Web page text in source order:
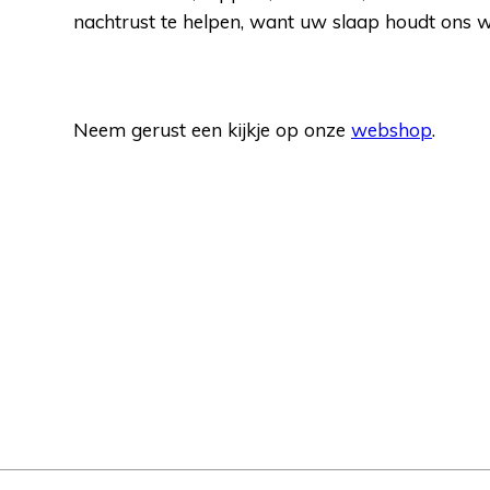
nachtrust te helpen, want uw slaap houdt ons
Neem gerust een kijkje op onze webshop.